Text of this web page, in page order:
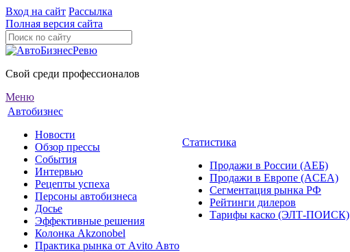
Вход на сайт Рассылка
Полная версия сайта
Свой среди профессионалов
Меню
Автобизнес
Новости
Обзор прессы
События
Интервью
Рецепты успеха
Персоны автобизнеса
Досье
Эффективные решения
Колонка Akzonobel
Практика рынка от Аvito Авто
Статистика
Продажи в России (АЕБ)
Продажи в Европе (ACEA)
Сегментация рынка РФ
Рейтинги дилеров
Тарифы каско (ЭЛТ-ПОИСК)